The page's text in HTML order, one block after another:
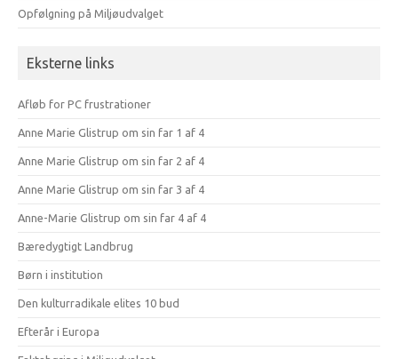
Opfølgning på Miljøudvalget
Eksterne links
Afløb for PC frustrationer
Anne Marie Glistrup om sin far 1 af 4
Anne Marie Glistrup om sin far 2 af 4
Anne Marie Glistrup om sin far 3 af 4
Anne-Marie Glistrup om sin far 4 af 4
Bæredygtigt Landbrug
Børn i institution
Den kulturradikale elites 10 bud
Efterår i Europa